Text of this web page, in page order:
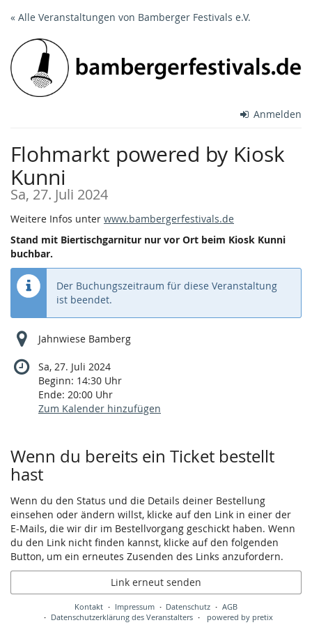
Zum
Inhalt
springen
« Alle Veranstaltungen von Bamberger Festivals e.V.
Anmelden
Flohmarkt powered by Kiosk
Kunni
Sa, 27. Juli 2024
Weitere Infos unter www.bambergerfestivals.de
Stand mit Biertischgarnitur nur vor Ort beim Kiosk Kunni
buchbar.
Der Buchungszeitraum für diese Veranstaltung
ist beendet.
Jahnwiese Bamberg
Sa, 27. Juli 2024
Beginn: 14:30 Uhr
Ende: 20:00 Uhr
Zum Kalender hinzufügen
Wenn du bereits ein Ticket bestellt
hast
Wenn du den Status und die Details deiner Bestellung
einsehen oder ändern willst, klicke auf den Link in einer der
E-Mails, die wir dir im Bestellvorgang geschickt haben. Wenn
du den Link nicht finden kannst, klicke auf den folgenden
Button, um ein erneutes Zusenden des Links anzufordern.
Link erneut senden
Kontakt Impressum Datenschutz
AGB
Datenschutzerklärung des Veranstalters
powered by pretix